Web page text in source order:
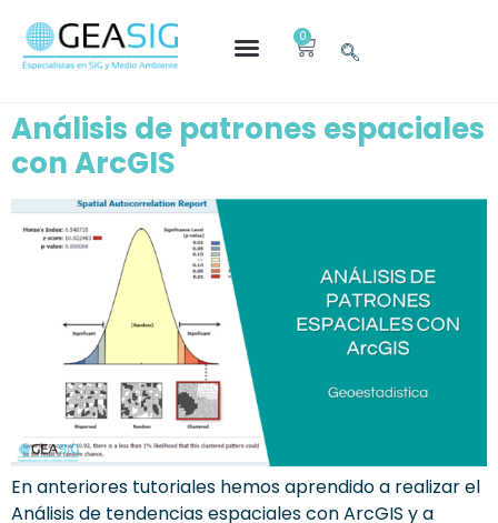
0
Análisis de patrones espaciales
con ArcGIS
En anteriores tutoriales hemos aprendido a realizar el
Análisis de tendencias espaciales con ArcGIS y a